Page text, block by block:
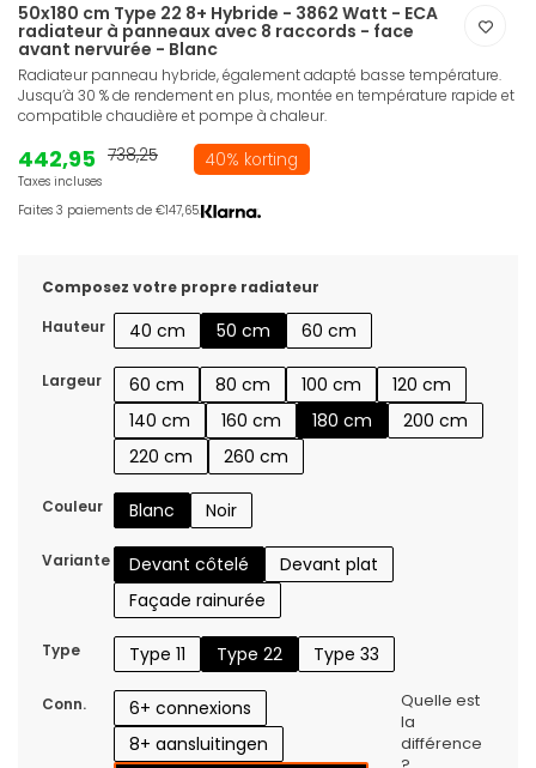
50x180 cm Type 22 8+ Hybride - 3862 Watt - ECA
radiateur à panneaux avec 8 raccords - face
avant nervurée - Blanc
Radiateur panneau hybride, également adapté basse température.
Jusqu’à 30 % de rendement en plus, montée en température rapide et
compatible chaudière et pompe à chaleur.
442,95
Taxes incluses
738,25 40% korting
Faites 3 paiements de €147,65.
Composez votre propre radiateur
Hauteur
40 cm 50 cm 60 cm
Largeur 60 cm 80 cm 100 cm
120 cm
140 cm
160 cm 180 cm
200 cm
220 cm
260 cm
Couleur Blanc Noir
Variante Devant côtelé
Devant plat
Façade rainurée
Type Type 11 Type 22 Type 33
Conn.
6+ connexions
8+ aansluitingen
Quelle est
la
différence